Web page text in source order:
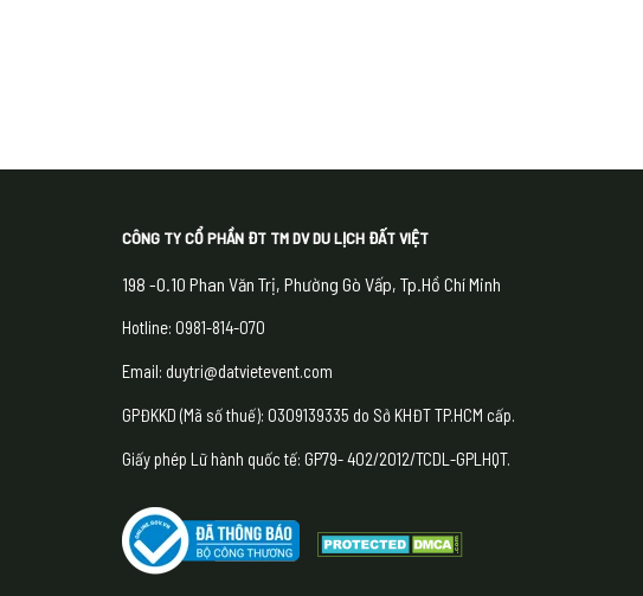
CÔNG TY CỔ PHẦN ĐT TM DV DU LỊCH ĐẤT VIỆT
198 -0.10 Phan Văn Trị, Phường Gò Vấp, Tp.Hồ Chí Minh
Hotline: 0981-814-070
Email: duytri@datvietevent.com
GPĐKKD (Mã số thuế): 0309139335 do Sở KHĐT TP.HCM cấp.
Giấy phép Lữ hành quốc tế: GP79- 402/2012/TCDL-GPLHQT.